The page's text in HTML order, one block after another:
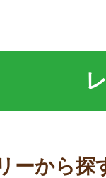
ーから探